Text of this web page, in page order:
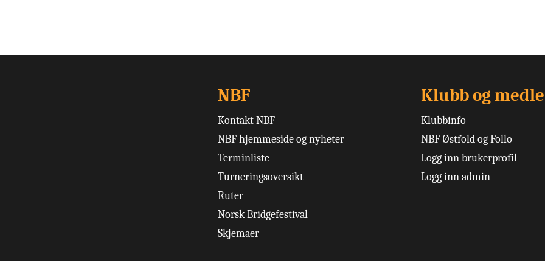
NBF
Kontakt NBF
NBF hjemmeside og nyheter
Terminliste
Turneringsoversikt
Ruter
Norsk Bridgefestival
Skjemaer
Klubb og
Klubbinfo
NBF Østfold og Follo
Logg inn brukerprofil
Logg inn admin